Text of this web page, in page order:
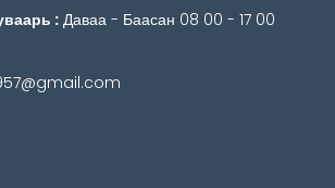
: Даваа - Баасан 08 00 - 17 00